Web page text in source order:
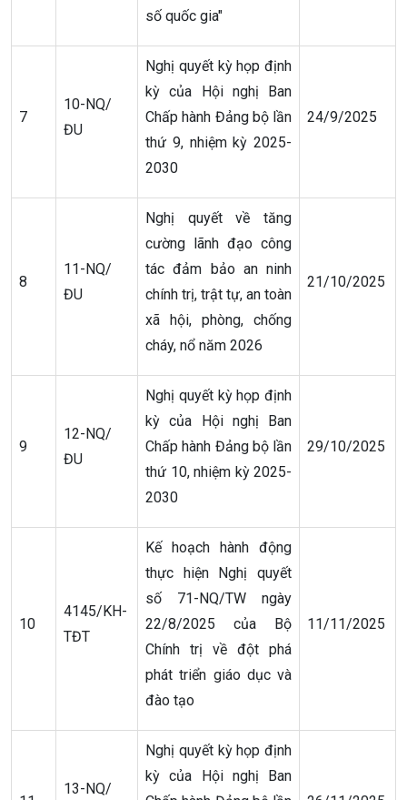
số quốc gia"
7
10-NQ/
ĐU
Nghị quyết kỳ họp định
kỳ của Hội nghị Ban
Chấp hành Đảng bộ lần
thứ 9, nhiệm kỳ 2025-
2030
24/9/2025
8
11-NQ/
ĐU
Nghị quyết về tăng
cường lãnh đạo công
tác đảm bảo an ninh
chính trị, trật tự, an toàn
xã hội, phòng, chống
cháy, nổ năm 2026
21/10/2025
9
12-NQ/
ĐU
Nghị quyết kỳ họp định
kỳ của Hội nghị Ban
Chấp hành Đảng bộ lần
thứ 10, nhiệm kỳ 2025-
2030
29/10/2025
10
4145/KH-
TĐT
Kế hoạch hành động
thực hiện Nghị quyết
số 71-NQ/TW ngày
22/8/2025 của Bộ
Chính trị về đột phá
phát triển giáo dục và
đào tạo
11/11/2025
13-NQ/
Nghị quyết kỳ họp định
kỳ của Hội nghị Ban